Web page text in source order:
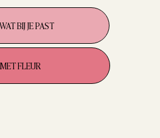
BIJ JE PAST
FLEUR